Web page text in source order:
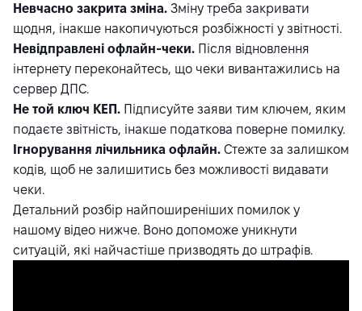
Невчасно закрита зміна. Зміну треба закривати
щодня, інакше накопичуються розбіжності у звітності.
Невідправлені офлайн-чеки. Після відновлення
інтернету переконайтесь, що чеки вивантажились на
сервер ДПС.
Не той ключ КЕП. Підписуйте заяви тим ключем, яким
подаєте звітність, інакше податкова поверне помилку.
Ігнорування лічильника офлайн. Стежте за залишком
кодів, щоб не залишитись без можливості видавати
чеки.
Детальний розбір найпоширеніших помилок у
нашому відео нижче. Воно допоможе уникнути
ситуацій, які найчастіше призводять до штрафів.